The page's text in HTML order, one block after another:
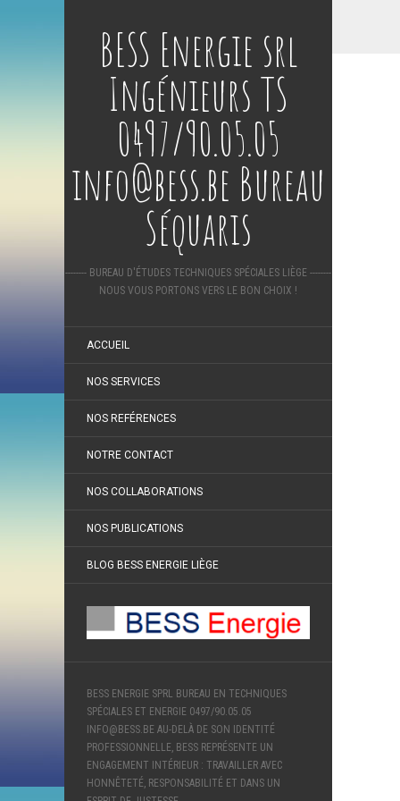
BESS Energie srl
Ingénieurs TS
0497/90.05.05
info@bess.be Bureau
Séquaris
-------- BUREAU D'ÉTUDES TECHNIQUES SPÉCIALES LIÈGE --------
NOUS VOUS PORTONS VERS LE BON CHOIX !
ACCUEIL
NOS SERVICES
NOS REFÉRENCES
NOTRE CONTACT
NOS COLLABORATIONS
NOS PUBLICATIONS
BLOG BESS ENERGIE LIÈGE
BESS ENERGIE SPRL BUREAU EN TECHNIQUES
SPÉCIALES ET ENERGIE 0497/90.05.05
INFO@BESS.BE AU-DELÀ DE SON IDENTITÉ
PROFESSIONNELLE, BESS REPRÉSENTE UN
ENGAGEMENT INTÉRIEUR : TRAVAILLER AVEC
HONNÊTETÉ, RESPONSABILITÉ ET DANS UN